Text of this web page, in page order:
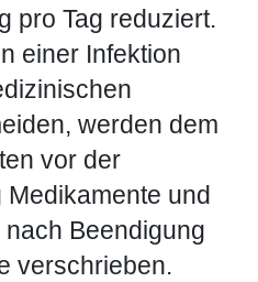
pro Tag reduziert.
einer Infektion
werden dem
vor der
und
Beendigung
verschrieben.